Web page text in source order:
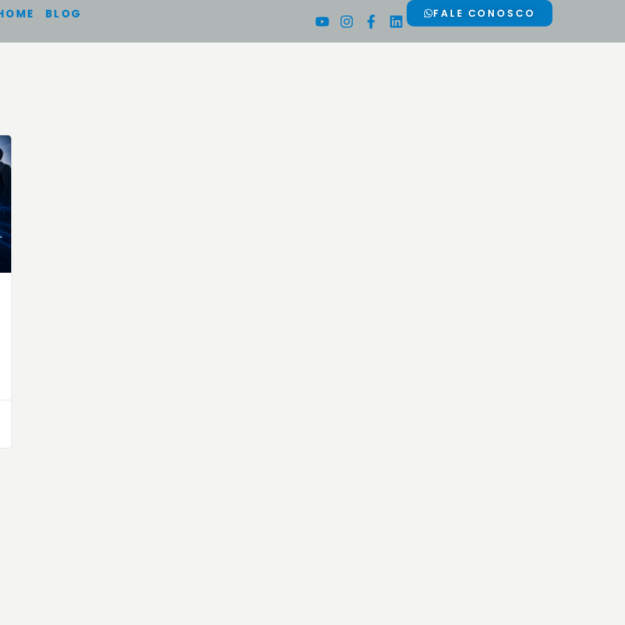
BLOG YoutubeInstagram
Facebook-
f
LinkedinFALE CONOSCO